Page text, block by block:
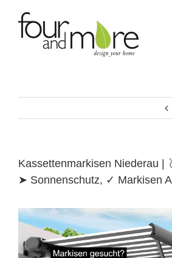
content
Kassettenmarkisen Niederau |
➤ Sonnenschutz, ✓ Markisen